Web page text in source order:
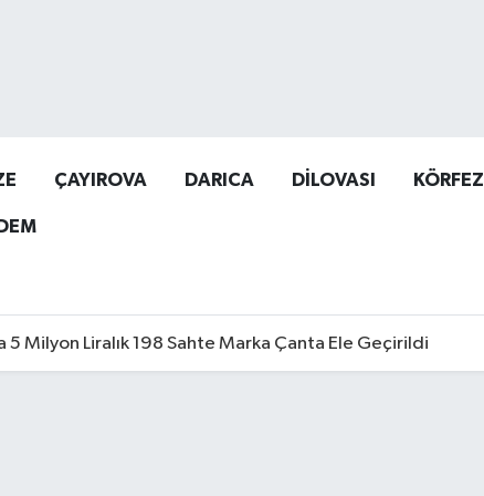
ÇAYIROVA DARICA DİLOVASI KÖRFEZ
5 Milyon Liralık 198 Sahte Marka Çanta Ele Geçirildi